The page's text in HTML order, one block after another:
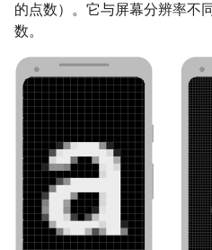
的点数）。它与屏幕分辨率不
数。